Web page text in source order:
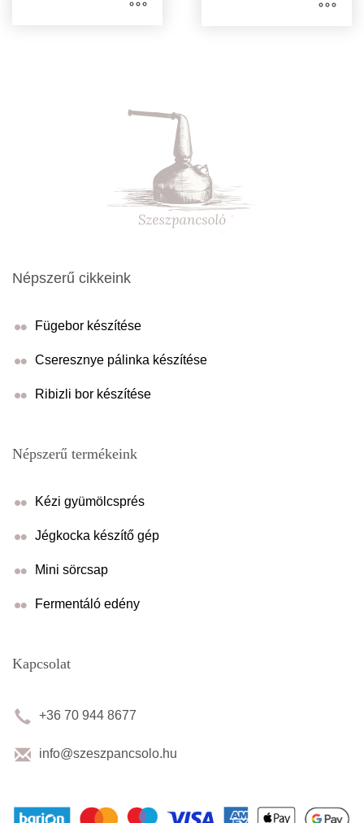
Népszerű cikkeink
Fügebor készítése
Cseresznye pálinka készítése
Ribizli bor készítése
Népszerű termékeink
Kézi gyümölcsprés
Jégkocka készítő gép
Mini sörcsap
Fermentáló edény
Kapcsolat
+36 70 944 8677
info@szeszpancsolo.hu